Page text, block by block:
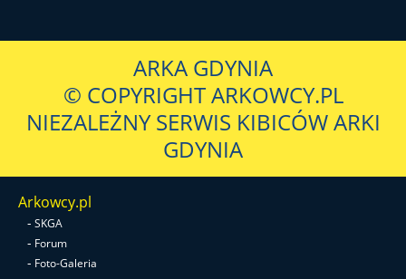
ARKA GDYNIA
© COPYRIGHT ARKOWCY.PL
NIEZALEŻNY SERWIS KIBICÓW ARKI
GDYNIA
Arkowcy.pl
- SKGA
- Forum
- Foto-Galeria